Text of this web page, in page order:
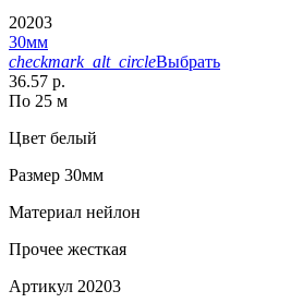
20203
30мм
checkmark_alt_circleВыбрать
36.57 р.
По 25 м
Цвет белый
Размер 30мм
Материал нейлон
Прочее жесткая
Артикул 20203